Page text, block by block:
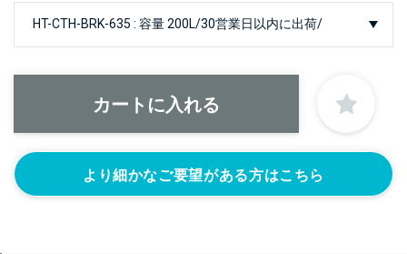
より細かなご要望がある方はこちら